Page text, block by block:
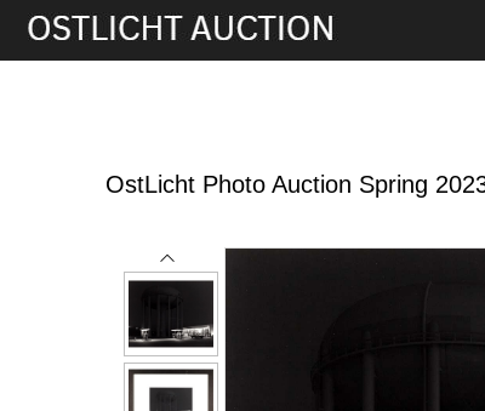
OstLicht Photo Auction Spring